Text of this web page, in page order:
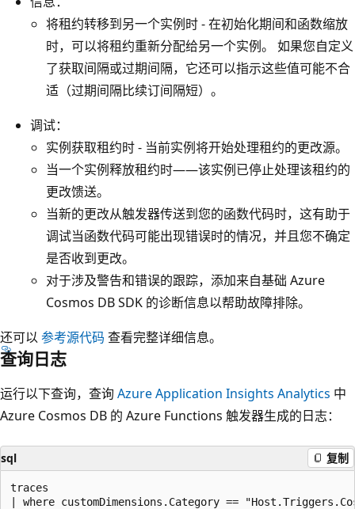
将租约转移到另一个实例时 - 在初始化期间和函数缩放
时，可以将租约重新分配给另一个实例。 如果您自定义
了获取间隔或过期间隔，它还可以指示这些值可能不合
适（过期间隔比续订间隔短）。
调试：
实例获取租约时 - 当前实例将开始处理租约的更改源。
当一个实例释放租约时——该实例已停止处理该租约的
更改馈送。
当新的更改从触发器传送到您的函数代码时，这有助于
调试当函数代码可能出现错误时的情况，并且您不确定
是否收到更改。
对于涉及警告和错误的跟踪，添加来自基础 Azure
Cosmos DB SDK 的诊断信息以帮助故障排除。
还可以 参考源代码 查看完整详细信息。
查询日志
运行以下查询，查询 Azure Application Insights Analytics 中
Azure Cosmos DB 的 Azure Functions 触发器生成的日志：
sql 复制
traces